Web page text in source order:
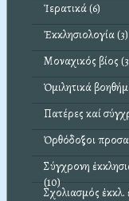
Ἱερατικά (6)
Ἐκκλησιολογία (3)
Μοναχικός βίος
Ὁμιλητικά
Πατέρες καί
Ὀρθόδοξοι
Σύγχρονη
(10)
Σχολιασμός ἐκκλ.